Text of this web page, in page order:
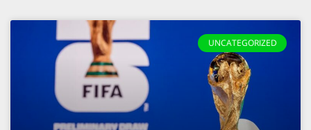
UNCATEGORIZED